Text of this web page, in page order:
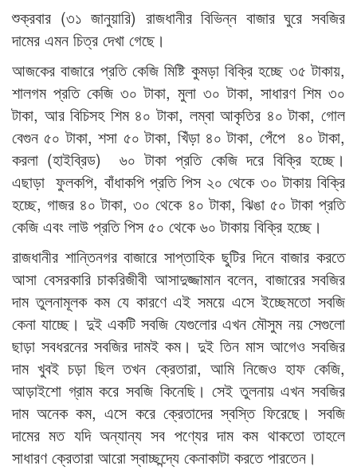
শুক্রবার (৩১ জানুয়ারি) রাজধানীর বিভিন্ন বাজার ঘুরে সবজির
দামের এমন চিত্র দেখা গেছে।
আজকের বাজারে প্রতি কেজি মিষ্টি কুমড়া বিক্রি হচ্ছে ৩৫ টাকায়,
শালগম প্রতি কেজি ৩০ টাকা, মুলা ৩০ টাকা, সাধারণ শিম ৩০
টাকা, আর বিচিসহ শিম ৪০ টাকা, লম্বা আকৃতির ৪০ টাকা, গোল
বেগুন ৫০ টাকা, শসা ৫০ টাকা, খিঁড়া ৪০ টাকা, পেঁপে ৪০ টাকা,
করলা (হাইব্রিড) ৬০ টাকা প্রতি কেজি দরে বিক্রি হচ্ছে।
এছাড়া ফুলকপি, বাঁধাকপি প্রতি পিস ২০ থেকে ৩০ টাকায় বিক্রি
হচ্ছে, গাজর ৪০ টাকা, ৩০ থেকে ৪০ টাকা, ঝিঙা ৫০ টাকা প্রতি
কেজি এবং লাউ প্রতি পিস ৫০ থেকে ৬০ টাকায় বিক্রি হচ্ছে।
রাজধানীর শান্তিনগর বাজারে সাপ্তাহিক ছুটির দিনে বাজার করতে
আসা বেসরকারি চাকরিজীবী আসাদুজ্জামান বলেন, বাজারের সবজির
দাম তুলনামূলক কম যে কারণে এই সময়ে এসে ইচ্ছেমতো সবজি
কেনা যাচ্ছে। দুই একটি সবজি যেগুলোর এখন মৌসুম নয় সেগুলো
ছাড়া সবধরনের সবজির দামই কম। দুই তিন মাস আগেও সবজির
দাম খুবই চড়া ছিল তখন ক্রেতারা, আমি নিজেও হাফ কেজি,
আড়াইশো গ্রাম করে সবজি কিনেছি। সেই তুলনায় এখন সবজির
দাম অনেক কম, এসে করে ক্রেতাদের স্বস্তি ফিরেছে। সবজি
দামের মত যদি অন্যান্য সব পণ্যের দাম কম থাকতো তাহলে
সাধারণ ক্রেতারা আরো স্বাচ্ছন্দ্যে কেনাকাটা করতে পারতেন।